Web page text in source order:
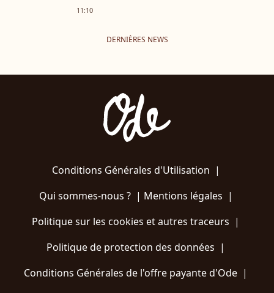
11:10
DERNIÈRES NEWS
Conditions Générales d'Utilisation |
Qui sommes-nous ?| Mentions légales |
Politique sur les cookies et autres traceurs |
Politique de protection des données |
Conditions Générales de l'offre payante d'Ode |